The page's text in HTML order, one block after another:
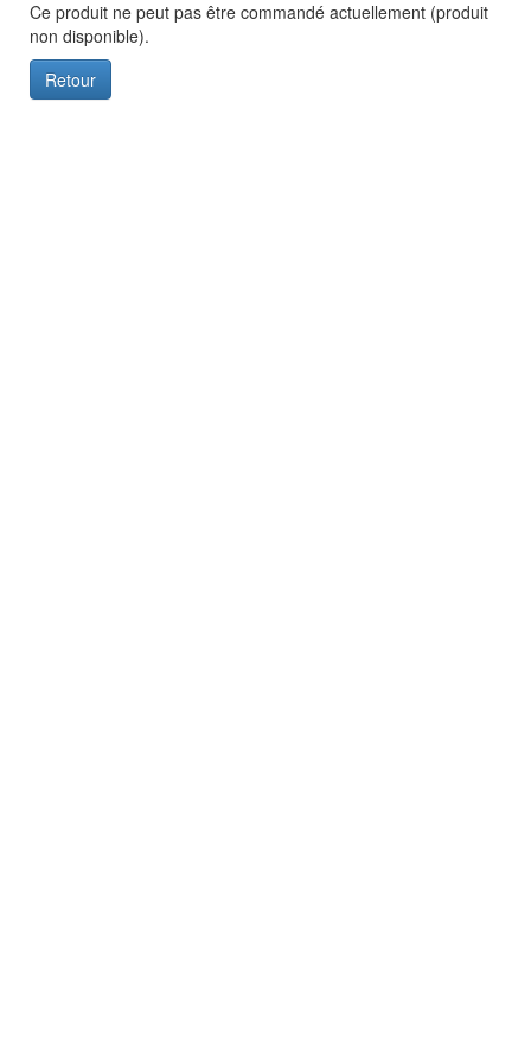
Ce produit ne peut pas être commandé actuellement (produit
non disponible).
Retour